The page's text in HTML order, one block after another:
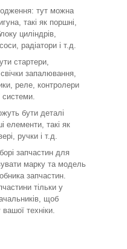
тут можна
такі як поршні,
циліндрів,
радіатори і т.д.
стартери,
запалювання,
реле, контролери
системи.
бути деталі
елементи, такі як
ручки і т.д.
запчастин для
марку та модель
запчастин.
тільки у
щоб
вашої техніки.